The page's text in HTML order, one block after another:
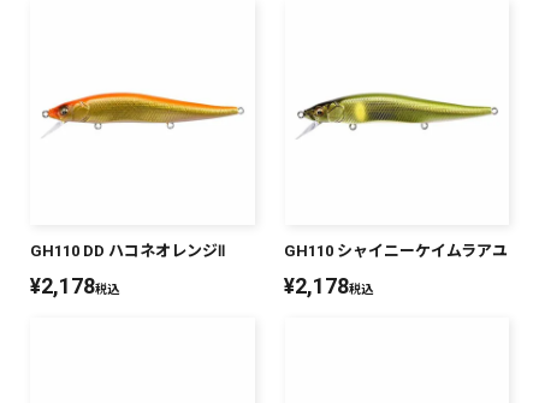
FRESH WATER
GH110 DD ハコネオレンジⅡ
¥2,178税込
GH110 シャイニーケイムラアユ
¥2,178税込